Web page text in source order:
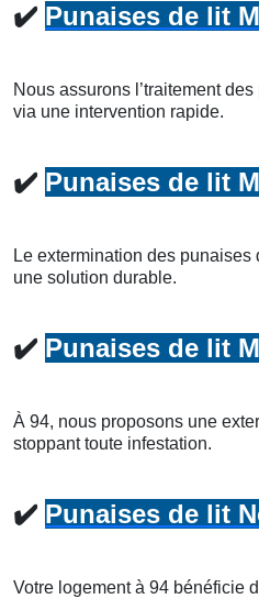
✔️ Punaises de lit
Nous assurons l’traitement
via une intervention rapide.
✔️ Punaises de lit
Le extermination des punaises
une solution durable.
✔️ Punaises de lit
À 94, nous proposons une
stoppant toute infestation.
✔️ Punaises de lit
Votre logement à 94 bénéficie